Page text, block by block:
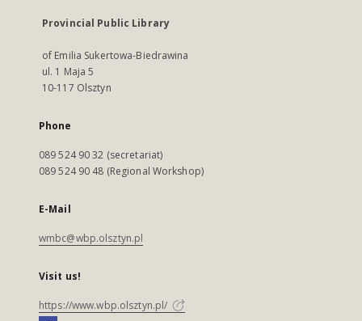
Provincial Public Library
of Emilia Sukertowa-Biedrawina
ul. 1 Maja 5
10-117 Olsztyn
Phone
089 524 90 32 (secretariat)
089 524 90 48 (Regional Workshop)
E-Mail
wmbc@wbp.olsztyn.pl
Visit us!
https://www.wbp.olsztyn.pl/